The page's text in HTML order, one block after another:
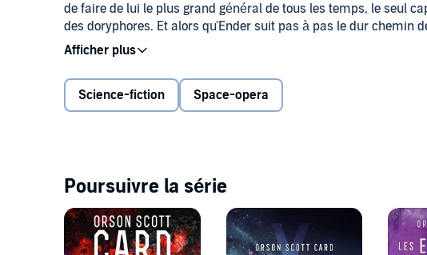
de faire de lui le plus grand général de tous les temps, le seul
des doryphores. Et alors qu'Ender suit pas à pas le dur chemin
mesurent la gravité de leur choix : en donnant naissance à un
©2013 Les éditions J'ai Lu (P)2019 Audible Studios
Science-fiction Space-opera
Poursuivre la série